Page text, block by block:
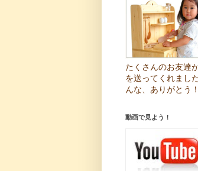
たくさんのお友達
を送ってくれまし
んな、ありがとう！
動画で見よう！